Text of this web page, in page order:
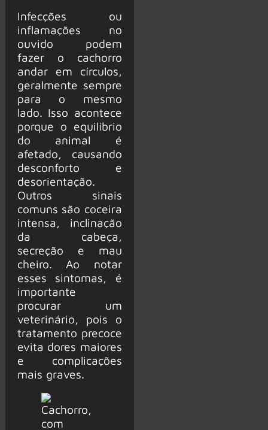
Infecções ou
inflamações no
ouvido podem
fazer o cachorro
andar em círculos,
geralmente sempre
para o mesmo
lado. Isso acontece
porque o equilíbrio
do animal é
afetado, causando
desconforto e
desorientação.
Outros sinais
comuns são coceira
intensa, inclinação
da cabeça,
secreção e mau
cheiro. Ao notar
esses sintomas, é
importante
procurar um
veterinário, pois o
tratamento precoce
evita dores maiores
e complicações
mais graves.